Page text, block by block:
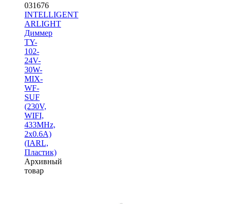
031676
INTELLIGENT
ARLIGHT
Диммер
TY-
102-
24V-
30W-
MIX-
WF-
SUF
(230V,
WIFI,
433MHz,
2x0.6A)
(IARL,
Пластик)
Архивный
товар